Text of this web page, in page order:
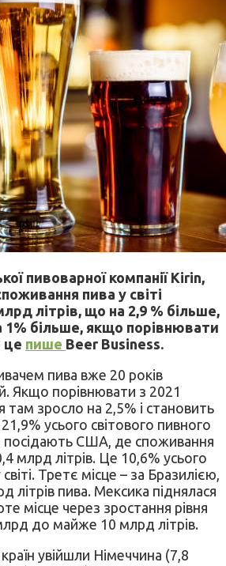
пивоварної компанії Kirin,
пива у світі
літрів, що на 2,9 % більше,
1% більше, якщо порівнювати
це пише Beer Business.
пива вже 20 років
Якщо порівнювати з 2021
зросло на 2,5% і становить
усього світового пивного
посідають США, де споживання
млрд літрів. Це 10,6% усього
Третє місце – за Бразилією,
літрів пива. Мексика піднялася
місце через зростання рівня
до майже 10 млрд літрів.
увійшли Німеччина (7,8